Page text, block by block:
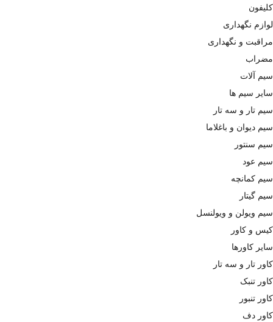
کلیفون
لوازم نگهداری
مراقبت و نگهداری
مضراب
سیم آلات
سایر سیم ها
سیم تار و سه تار
سیم دیوان و باغلاما
سیم سنتور
سیم عود
سیم کمانچه
سیم گیتار
سیم ویولن و ویولنسل
کیس و کاور
سایر کاورها
کاور تار و سه تار
کاور تنبک
کاور تنبور
کاور دف